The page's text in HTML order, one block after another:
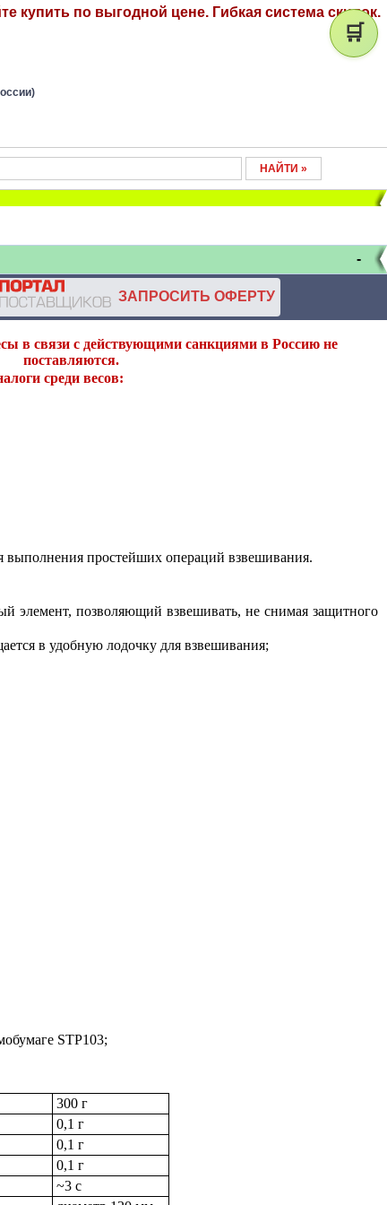
купить по выгодной цене. Гибкая система скидок.
-
ЗАПРОСИТЬ ОФЕРТУ
в связи с действующими санкциями в Россию не
поставляются.
среди весов:
выполнения простейших операций взвешивания.
элемент, позволяющий взвешивать, не снимая защитного
в удобную лодочку для взвешивания;
STP103;
300 г
0,1 г
0,1 г
0,1 г
~3 с
🛒